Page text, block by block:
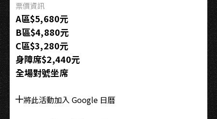
票價資訊
A區$5,680元
B區$4,880元
C區$3,280元
身障席$2,440元
全場對號坐席
將此活動加入 Google 日曆